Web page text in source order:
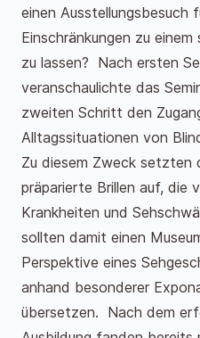
einen Ausstellungsbesuch
Einschränkungen zu
zu lassen? Nach ersten
veranschaulichte das
zweiten Schritt den
Alltagssituationen von
Zu diesem Zweck setzten
präparierte Brillen auf, die
Krankheiten und
sollten damit einen
Perspektive eines
anhand besonderer
übersetzen. Nach dem